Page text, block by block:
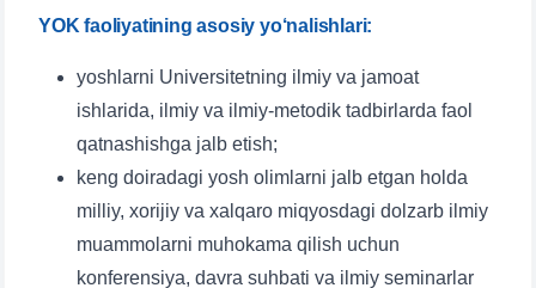
yuborish
YOK faoliyatining asosiy yo‘nalishlari:
yoshlarni Universitetning ilmiy va jamoat
ishlarida, ilmiy va ilmiy-metodik tadbirlarda faol
qatnashishga jalb etish;
keng doiradagi yosh olimlarni jalb etgan holda
milliy, xorijiy va xalqaro miqyosdagi dolzarb ilmiy
muammolarni muhokama qilish uchun
konferensiya, davra suhbati va ilmiy seminarlar
Assalomu alaykum! TDYU qabul murojaatlari
Qabul bo'yicha murojaatlaringizni ushbu
Mavzuni tanlang — keyin shu mavzudagi aniq
savollar chiqadi:
1. Hujjatlar (bakalavr) (5)